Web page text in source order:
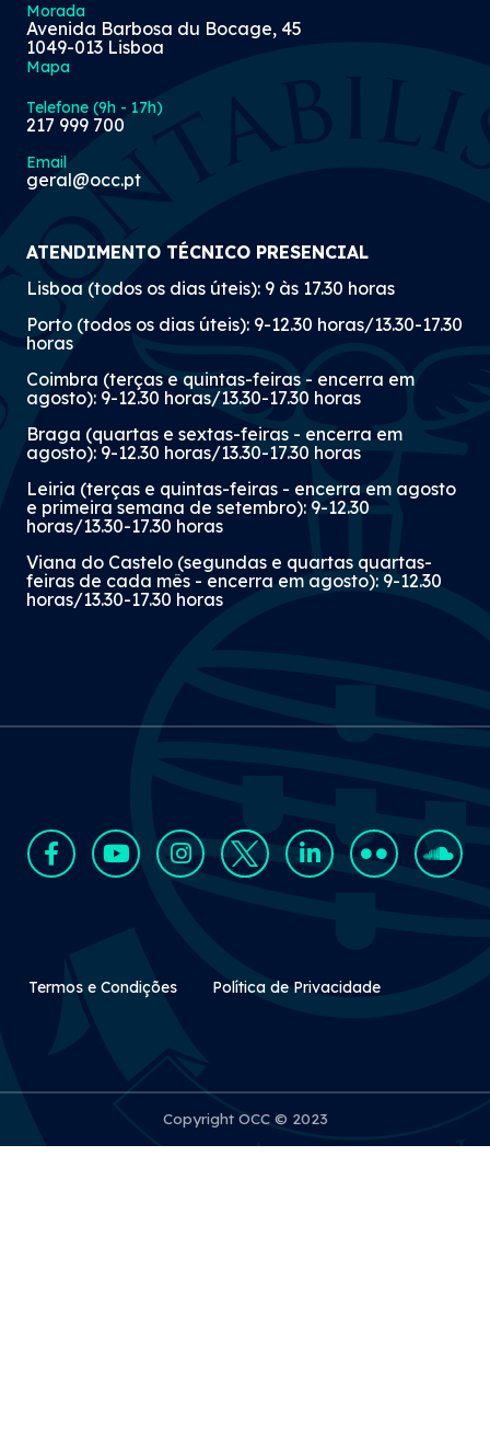
Morada
Avenida Barbosa du Bocage, 45
1049-013 Lisboa
Mapa
Telefone (9h - 17h)
217 999 700
Email
geral@occ.pt
ATENDIMENTO TÉCNICO PRESENCIAL
Lisboa (todos os dias úteis): 9 às 17.30 horas
Porto (todos os dias úteis): 9-12.30 horas/13.30-17.30
horas
Coimbra (terças e quintas-feiras - encerra em
agosto): 9-12.30 horas/13.30-17.30 horas
Braga (quartas e sextas-feiras - encerra em
agosto): 9-12.30 horas/13.30-17.30 horas
Leiria (terças e quintas-feiras - encerra em agosto
e primeira semana de setembro): 9-12.30
horas/13.30-17.30 horas
Viana do Castelo (segundas e quartas quartas-
feiras de cada mês - encerra em agosto): 9-12.30
horas/13.30-17.30 horas
Rodapé Secundário
Termos e Condições Política de Privacidade
Copyright OCC © 2023